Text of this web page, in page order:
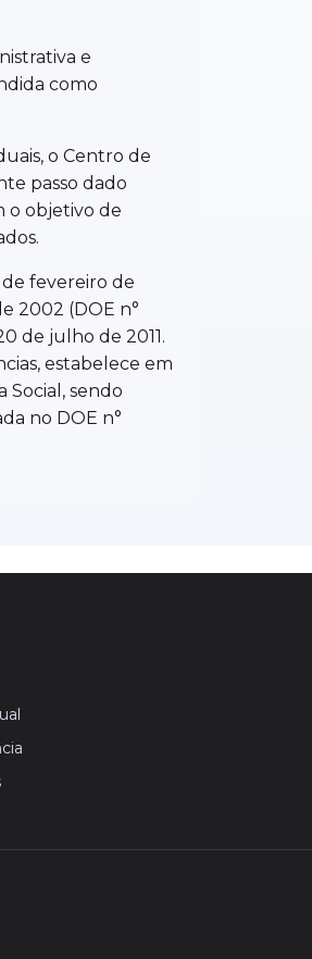
e
como
o Centro de
passo dado
o objetivo de
de fevereiro de
2002 (DOE n°
de julho de 2011.
estabelece em
Social, sendo
no DOE n°